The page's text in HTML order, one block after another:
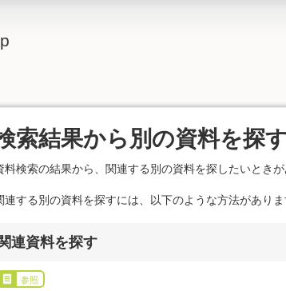
索結果から別の資料を探
料検索の結果から、関連する別の資料を探したいときが
連する別の資料を探すには、以下のような方法がありま
連資料を探す
参照